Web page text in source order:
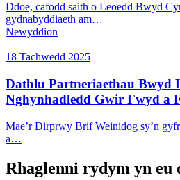
Ddoe, cafodd saith o Leoedd Bwyd
gydnabyddiaeth am…
Newyddion
18 Tachwedd 2025
Dathlu Partneriaethau Bwyd
Nghynhadledd Gwir Fwyd a
Mae’r Dirprwy Brif Weinidog sy’n
a…
Rhaglenni rydym yn eu